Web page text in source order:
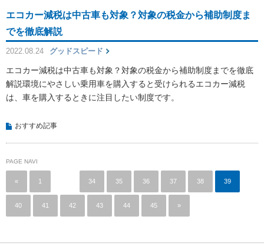
エコカー減税は中古車も対象？対象の税金から補助制度ま
でを徹底解説
2022.08.24 グッドスピード
エコカー減税は中古車も対象？対象の税金から補助制度までを徹底
解説環境にやさしい乗用車を購入すると受けられるエコカー減税
は、車を購入するときに注目したい制度です。
おすすめ記事
PAGE NAVI
« 1 34 35 36 37 38 39
40 41 42 43 44 45 »